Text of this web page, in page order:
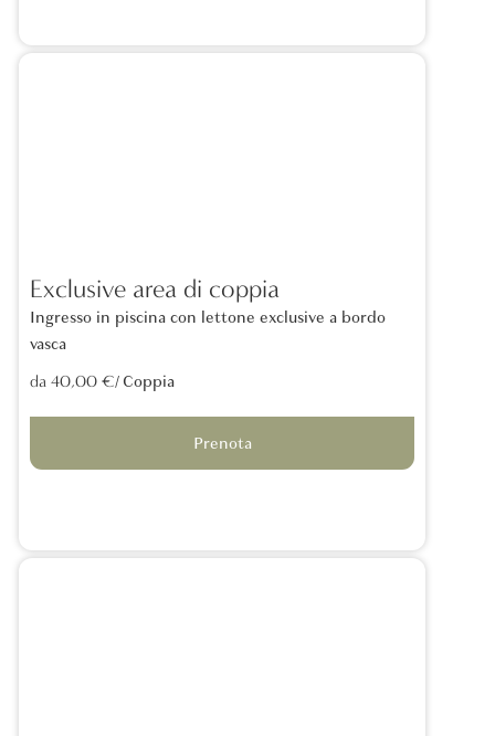
Exclusive area di coppia
Ingresso in piscina con lettone exclusive a bordo
vasca
da 40,00 €/ Coppia
Prenota